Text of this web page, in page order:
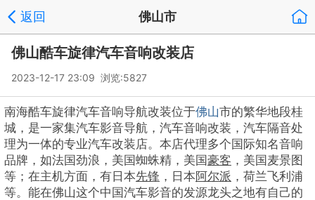
返回 佛山市
佛山酷车旋律汽车音响改装店
2023-12-17 23:09 浏览:5827
南海酷车旋律汽车音响导航改装位于佛山市的繁华地段桂
城，是一家集汽车影音导航，汽车音响改装，汽车隔音处
理为一体的专业汽车改装店。本店代理多个国际知名音响
品牌，如法国劲浪，美国蜘蛛精，美国豪客 ，美国麦景图
等；在主机方面，有日本先锋 ，日本阿尔派 ，荷兰飞利浦
等。能在佛山这个中国汽车影音的发源龙头之地有自己的